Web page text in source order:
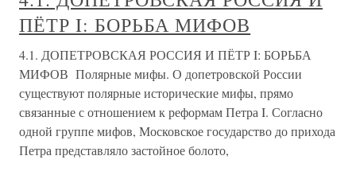
ПЁТР I: БОРЬБА МИФОВ
4.1. ДОПЕТРОВСКАЯ РОССИЯ И ПЁТР I: БОРЬБА
МИФОВ Полярные мифы. О допетровской России
существуют полярные исторические мифы, прямо
связанные с отношением к реформам Петра I. Согласно
одной группе мифов, Московское государство до прихода
Петра представляло застойное болото,